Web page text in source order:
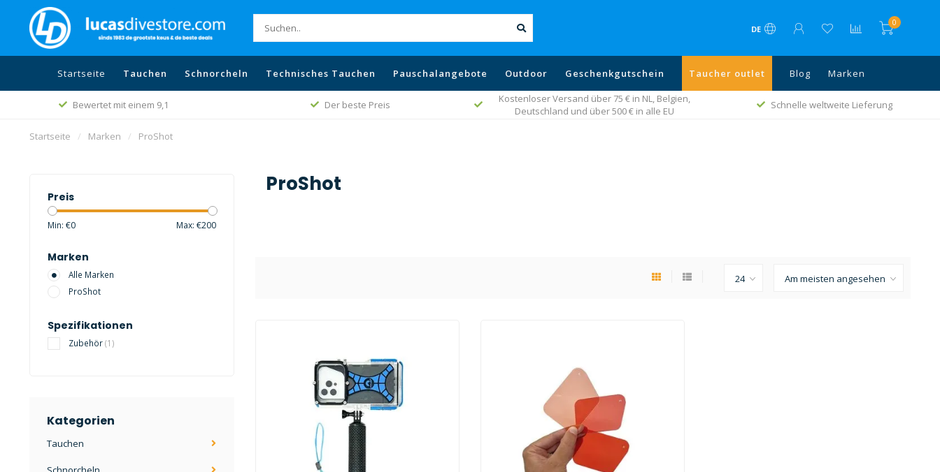
DE
0
Startseite Tauchen Schnorcheln Technisches Tauchen Pauschalangebote Outdoor Geschenkgutschein Taucher outlet Blog Marken
Bewertet mit einem 9,1 Der beste Preis
Kostenloser Versand über 75 € in NL, Belgien,
Deutschland und über 500 € in alle EU
Schnelle weltweite Lieferung
Startseite / Marken / ProShot
Preis
Min: €0 Max: €200
Marken
Alle Marken
ProShot
Spezifikationen
Zubehör(1)
Kategorien
Tauchen
ProShot